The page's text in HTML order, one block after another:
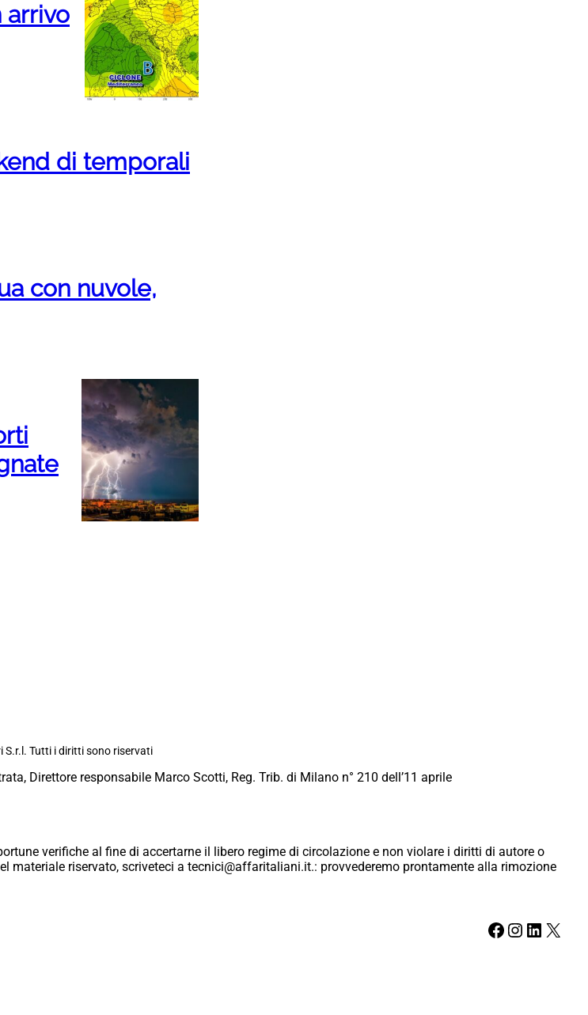
arrivo
di temporali
con nuvole,
Tutti i diritti sono riservati
Direttore responsabile Marco Scotti, Reg. Trib. di Milano n° 210 dell’11 aprile
verifiche al fine di accertarne il libero regime di circolazione e non violare i diritti di autore o
materiale riservato, scriveteci a tecnici@affaritaliani.it.: provvederemo prontamente alla rimozione
Facebook Instagram LinkedIn X